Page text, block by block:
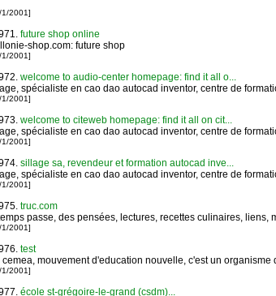
1/2001]
future shop online
shop.com: future shop
1/2001]
welcome to audio-center homepage: find it all o...
spécialiste en cao dao autocad inventor, centre de
1/2001]
welcome to citeweb homepage: find it all on cit...
spécialiste en cao dao autocad inventor, centre de
1/2001]
sillage sa, revendeur et formation autocad inve...
spécialiste en cao dao autocad inventor, centre de
1/2001]
truc.com
passe, des pensées, lectures, recettes culinaires, liens,
1/2001]
test
cemea, mouvement d'education nouvelle, c'est un
1/2001]
école st-grégoire-le-grand (csdm)...